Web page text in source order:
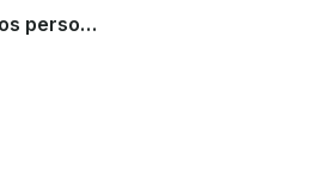
Mainship Pilot 34 - Cartamentos personalizados e dispersão de cinzas em SF Bay